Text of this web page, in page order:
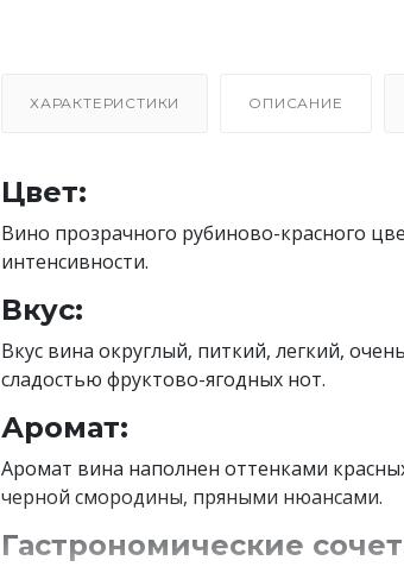
ХАРАКТЕРИСТИКИ ОПИСАНИЕ
Цвет:
Вино прозрачного рубиново-красного
интенсивности.
Вкус:
Вкус вина округлый, питкий, легкий,
сладостью фруктово-ягодных нот.
Аромат:
Аромат вина наполнен оттенками
черной смородины, пряными нюансами.
Гастрономические